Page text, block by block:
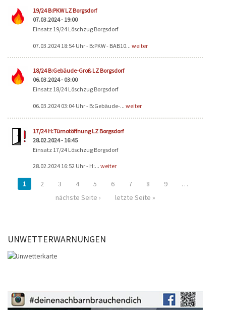
19/24 B:PKW LZ Borgsdorf
07.03.2024 - 19:00
Einsatz 19/24 Löschzug Borgsdorf
07.03.2024 18:54 Uhr - B:PKW - BAB10... weiter
18/24 B:Gebäude-Groß LZ Borgsdorf
06.03.2024 - 03:00
Einsatz 18/24 Löschzug Borgsdorf
06.03.2024 03:04 Uhr - B:Gebäude-... weiter
17/24 H:Türnotöffnung LZ Borgsdorf
28.02.2024 - 16:45
Einsatz 17/24 Löschzug Borgsdorf
28.02.2024 16:52 Uhr - H:... weiter
1 2 3 4 5 6 7 8 9
…
nächste Seite ›
letzte Seite »
UNWETTERWARNUNGEN